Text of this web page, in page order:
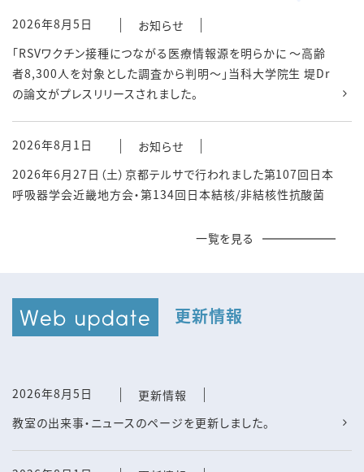
2026年8月5日
お知らせ
「RSVワクチン接種につながる医療情報源を明らかに ～高齢
者8,300人を対象とした調査から判明～」当科大学院生 堤Dr
の論文がプレスリリースされました。
2026年8月1日
お知らせ
2026年6月27日（土）京都テルサで行われました第107回日本
呼吸器学会近畿地方会・第134回日本結核/非結核性抗酸菌
床研修センター 久野暢子先生が優秀演題賞を受賞されまし
2026年7月1日
お知らせ
6月25日、26日に開催されました日本呼吸器内視鏡学会にお
一覧を見る
更新情報
2026年8月5日
更新情報
教室の出来事・ニュースのページを更新しました。